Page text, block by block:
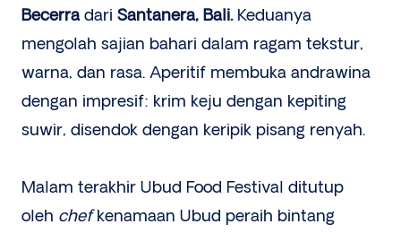
Becerra dari Santanera, Bali. Keduanya
mengolah sajian bahari dalam ragam tekstur,
warna, dan rasa. Aperitif membuka andrawina
dengan impresif: krim keju dengan kepiting
suwir, disendok dengan keripik pisang renyah.
Malam terakhir Ubud Food Festival ditutup
oleh chefkenamaan Ubud peraih bintang